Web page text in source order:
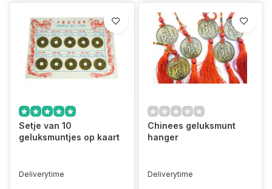
Setje van 10
geluksmuntjes op kaart
Deliverytime
Chinees geluksmunt
hanger
Deliverytime